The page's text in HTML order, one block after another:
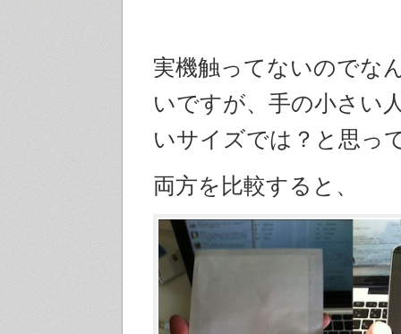
実機触ってないのでな
いですが、手の小さい
いサイズでは？と思っ
両方を比較すると、